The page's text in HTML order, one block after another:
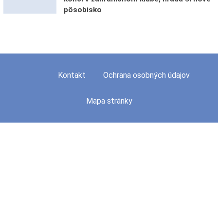
pôsobisko
Kontakt Ochrana osobných údajov
Mapa stránky